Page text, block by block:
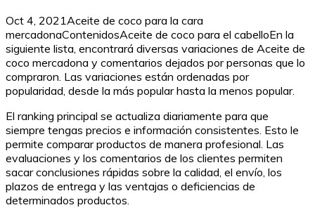
Oct 4, 2021Aceite de coco para la cara
mercadonaContenidosAceite de coco para el cabelloEn la
siguiente lista, encontrará diversas variaciones de Aceite de
coco mercadona y comentarios dejados por personas que lo
compraron. Las variaciones están ordenadas por
popularidad, desde la más popular hasta la menos popular.
El ranking principal se actualiza diariamente para que
siempre tengas precios e información consistentes. Esto le
permite comparar productos de manera profesional. Las
evaluaciones y los comentarios de los clientes permiten
sacar conclusiones rápidas sobre la calidad, el envío, los
plazos de entrega y las ventajas o deficiencias de
determinados productos.